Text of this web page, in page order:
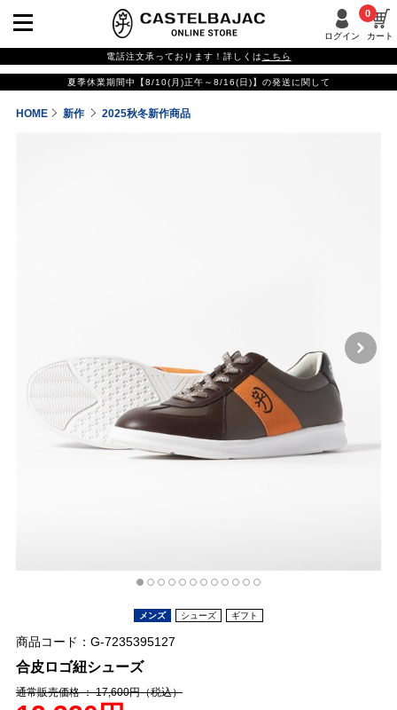
ログイン カート
0
電話注文承っております！詳しくは こちら
夏季休業期間中【8/10(月)正午～8/16(日)】の発送に関して
HOME 新作 2025秋冬新作商品
メンズ シューズ ギフト
商品コード：G-7235395127
合皮ロゴ紐シューズ
通常販売価格 ： 17,600円（税込）